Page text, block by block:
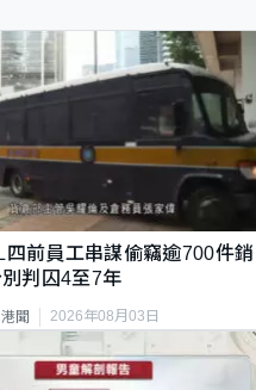
前員工串謀偷竊逾700件銷
判囚4至7年
港聞 2026年08月03日